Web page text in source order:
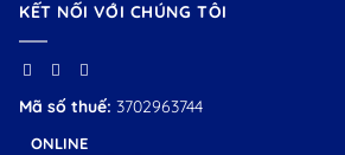
KẾT NỐI VỚI CHÚNG TÔI
Mã số thuế: 3702963744
ONLINE